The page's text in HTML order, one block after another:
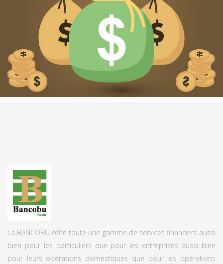
La BANCOBU offre toute une gamme de services financiers aussi
bien pour les particuliers que pour les entreprises aussi bien
pour leurs opérations domestiques que pour les opérations